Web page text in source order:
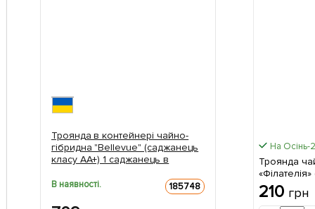
Троянда в контейнері чайно-
гібридна "Bellevue" (саджанець
класу АА+) 1 саджанець в
В наявності. 185748
На Осінь-
Троянда
АА+)
в упаковці
210 грн